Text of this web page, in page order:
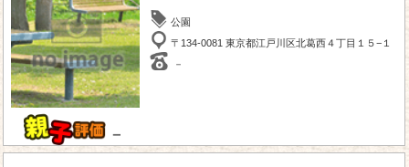
－
公園
〒134-0081 東京都江戸川区北葛西４丁目１５−１
－